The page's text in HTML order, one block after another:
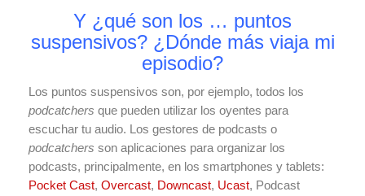
Y ¿qué son los … puntos
suspensivos? ¿Dónde más viaja mi
episodio?
Los puntos suspensivos son, por ejemplo, todos los
podcatchers que pueden utilizar los oyentes para
escuchar tu audio. Los gestores de podcasts o
podcatchers son aplicaciones para organizar los
podcasts, principalmente, en los smartphones y tablets:
Pocket Cast, Overcast, Downcast, Ucast, Podcast